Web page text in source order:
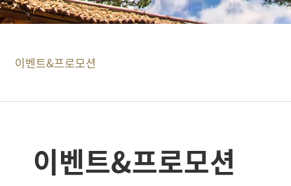
이벤트&프로모션
이벤트&프로모션